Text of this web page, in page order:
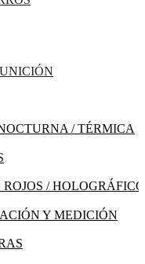
/ TÉRMICA
ROJOS /
Y MEDICIÓN